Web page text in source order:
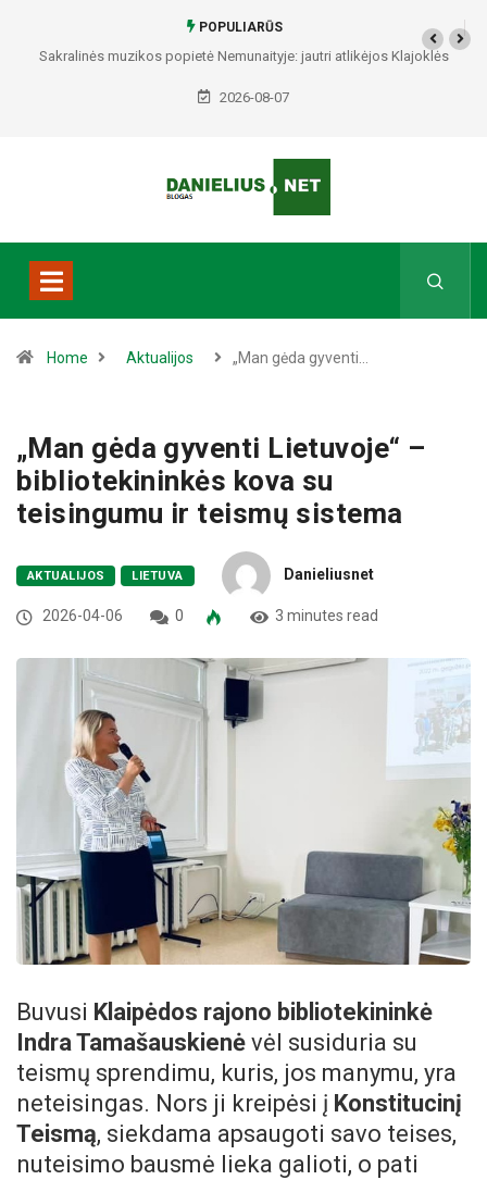
POPULIARŪS
Sakralinės muzikos popietė Nemunaityje: jautri atlikėjos Klajoklės
programa skambės istorinėje bažnyčioje
2026-08-07
Home Aktualijos „Man gėda gyventi…
„Man gėda gyventi Lietuvoje“ –
bibliotekininkės kova su
teisingumu ir teismų sistema
AKTUALIJOS LIETUVA Danieliusnet
2026-04-06 0 3 minutes read
Buvusi Klaipėdos rajono bibliotekininkė
Indra Tamašauskienė vėl susiduria su
teismų sprendimu, kuris, jos manymu, yra
neteisingas. Nors ji kreipėsi į Konstitucinį
Teismą, siekdama apsaugoti savo teises,
nuteisimo bausmė lieka galioti, o pati